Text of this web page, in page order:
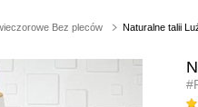
Bez pleców Naturalne talii